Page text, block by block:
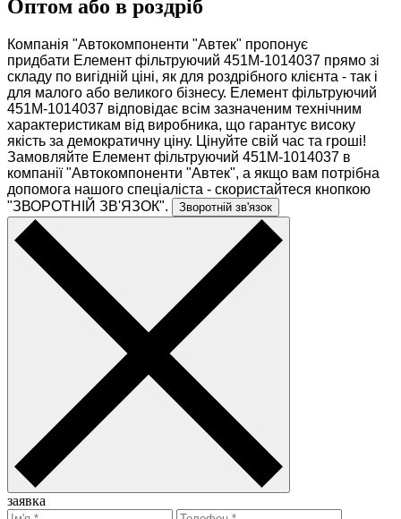
Оптом або в роздріб
Компанія "Автокомпоненти "Автек" пропонує
придбати Елемент фільтруючий 451М-1014037 прямо зі
складу по вигідній ціні, як для роздрібного клієнта - так і
для малого або великого бізнесу. Елемент фільтруючий
451М-1014037 відповідає всім зазначеним технічним
характеристикам від виробника, що гарантує високу
якість за демократичну ціну. Цінуйте свій час та гроші!
Замовляйте Елемент фільтруючий 451М-1014037 в
компанії "Автокомпоненти "Автек", а якщо вам потрібна
допомога нашого спеціаліста - скористайтеся кнопкою
"ЗВОРОТНІЙ ЗВ'ЯЗОК".
Зворотній зв'язок
заявка